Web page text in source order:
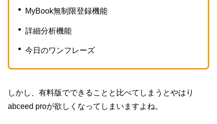
MyBook無制限登録機能
詳細分析機能
今日のワンフレーズ
しかし、有料版でできることと比べてしまうとやはり
abceed proが欲しくなってしまいますよね。